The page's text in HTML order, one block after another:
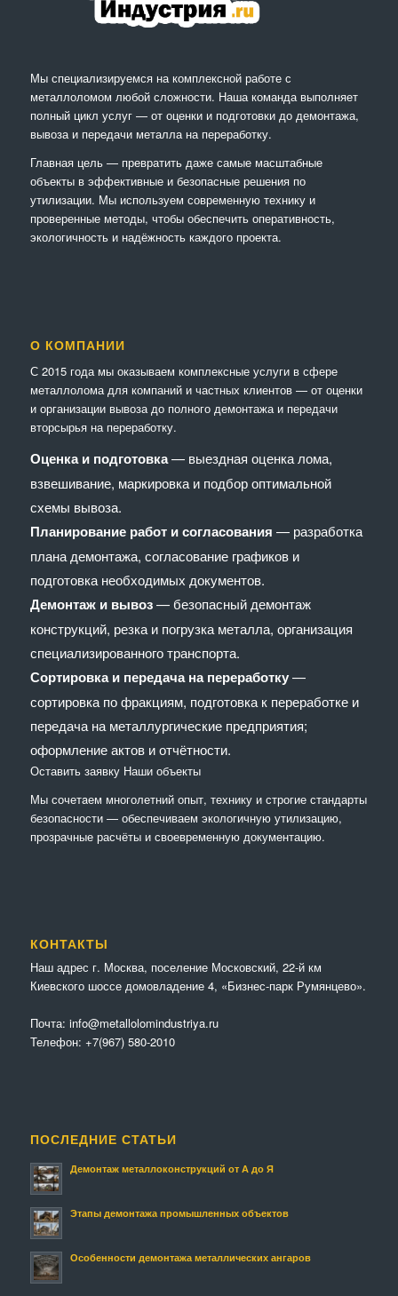
Мы специализируемся на комплексной работе с
металлоломом любой сложности. Наша команда выполняет
полный цикл услуг — от оценки и подготовки до демонтажа,
вывоза и передачи металла на переработку.
Главная цель — превратить даже самые масштабные
объекты в эффективные и безопасные решения по
утилизации. Мы используем современную технику и
проверенные методы, чтобы обеспечить оперативность,
экологичность и надёжность каждого проекта.
О КОМПАНИИ
С 2015 года мы оказываем комплексные услуги в сфере
металлолома для компаний и частных клиентов — от оценки
и организации вывоза до полного демонтажа и передачи
вторсырья на переработку.
Оценка и подготовка— выездная оценка лома,
взвешивание, маркировка и подбор оптимальной
схемы вывоза.
Планирование работ и согласования — разработка
плана демонтажа, согласование графиков и
подготовка необходимых документов.
Демонтаж и вывоз— безопасный демонтаж
конструкций, резка и погрузка металла, организация
специализированного транспорта.
Сортировка и передача на переработку—
сортировка по фракциям, подготовка к переработке и
передача на металлургические предприятия;
оформление актов и отчётности.
Оставить заявку Наши объекты
Мы сочетaем многолетний опыт, технику и строгие стандарты
безопасности — обеспечиваем экологичную утилизацию,
прозрачные расчёты и своевременную документацию.
КОНТАКТЫ
Наш адрес г. Москва, поселение Московский, 22-й км
Киевского шоссе домовладение 4, «Бизнес-парк Румянцево».
Почта: info@metallolomindustriya.ru
Телефон: +7(967) 580-2010
ПОСЛЕДНИЕ СТАТЬИ
Демонтаж металлоконструкций от А до Я
Этапы демонтажа промышленных объектов
Особенности демонтажа металлических ангаров